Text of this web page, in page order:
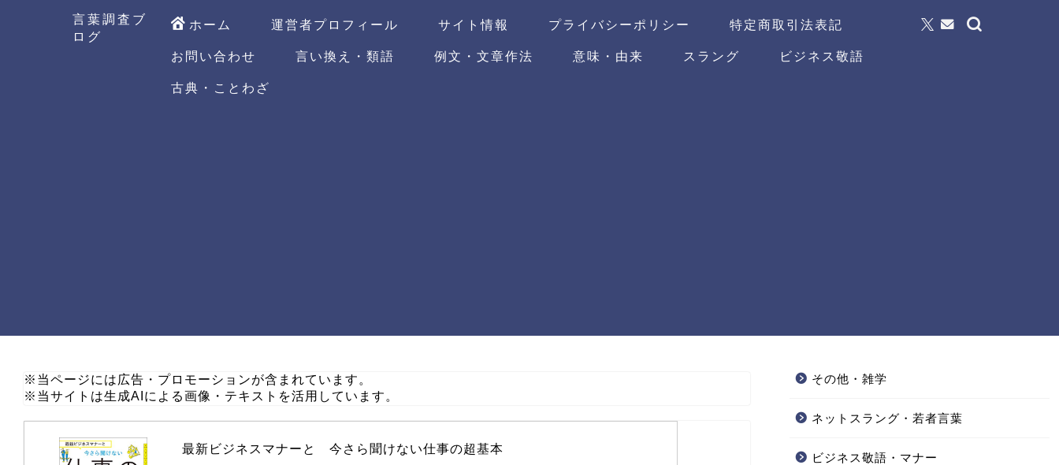
言葉調査ブ
ログ
ホーム 運営者プロフィール サイト情報 プライバシーポリシー
特定商取引法表記
お問い合わせ
言い換え・類語 例文・文章作法 意味・由来 スラング
ビジネス敬語
古典・ことわざ
※当ページには広告・プロモーションが含まれています。
※当サイトは生成AIによる画像・テキストを活用しています。
最新ビジネスマナーと　今さら聞けない仕事の超基本
その他・雑学
ネットスラング・若者言葉
ビジネス敬語・マナー